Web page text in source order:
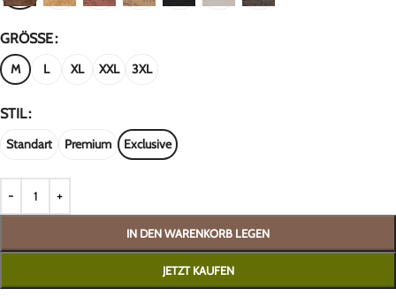
GRÖSSE
M L XL XXL 3XL
STIL
Standart Premium Exclusive
IN DEN WARENKORB LEGEN
JETZT KAUFEN